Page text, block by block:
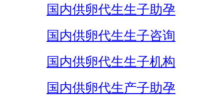
国内供卵代生生子助孕
国内供卵代生生子咨询
国内供卵代生生子机构
国内供卵代生产子助孕